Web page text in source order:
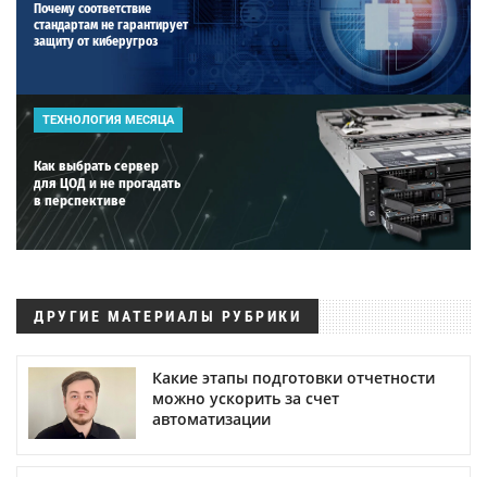
Почему соответствие
стандартам не гарантирует
защиту от киберугроз
ТЕХНОЛОГИЯ МЕСЯЦА
Как выбрать сервер
для ЦОД и не прогадать
в перспективе
ДРУГИЕ МАТЕРИАЛЫ РУБРИКИ
Какие этапы подготовки отчетности
можно ускорить за счет
автоматизации